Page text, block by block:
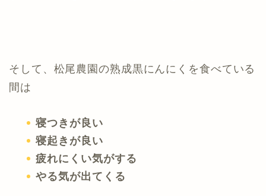
そして、松尾農園の熟成黒にんにくを食べている
間は
寝つきが良い
寝起きが良い
疲れにくい気がする
やる気が出てくる